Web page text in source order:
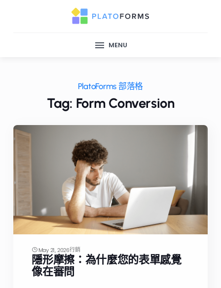
MENU
PlatoForms 部落格
Tag: Form Conversion
May 21, 2026行銷
隱形摩擦：為什麼您的表單感覺
像在審問